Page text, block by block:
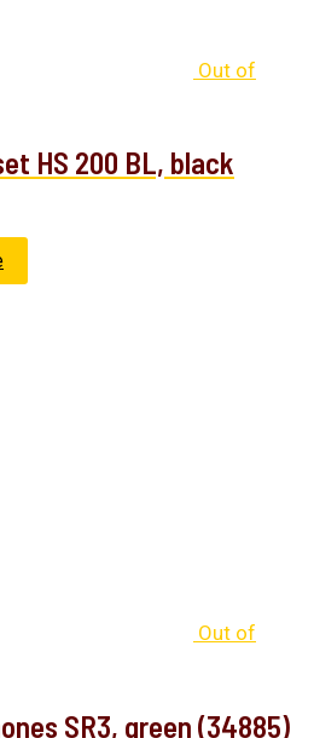
Out of
HS 200 BL, black
Out of
SR3, green (34885)